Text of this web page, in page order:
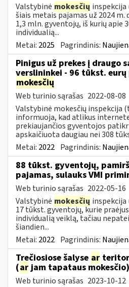
Valstybinė mokesčių
šiais metais pajamas už 2024 m.
1,3 mln. gyventojų, iš kurių apie
individualią...
Metai: 2025 Pagrindinis:
Pinigus už prekes į draugo
verslininkei - 96 tūkst.
mokesčių
Web turinio sąrašas 2022-08-08
Valstybinė mokesčių inspekcija
informuoja, kad atlikus
prekiaujančios gyventojos
apskaičiuota daugiau nei 308
Metai: 2022 Pagrindinis:
88 tūkst. gyventojų,
pajamas, sulauks VMI
Web turinio sąrašas 2022-05-16
Valstybinė mokesčių inspekcija
17 tūkst. gyventojų, kurie
individualią veiklą, tačiau
šiandien...
Metai: 2022 Pagrindinis:
Trečiosiose šalyse ar
(arjam tapataus
Web turinio sąrašas 2023-10-12